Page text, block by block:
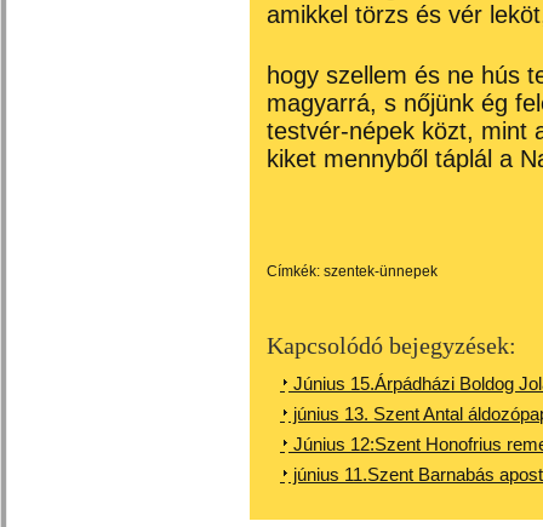
amikkel törzs és vér
hogy szellem és ne hús
magyarrá, s nőjünk ég
testvér-népek közt, mint
kiket mennyből táplál a
Címkék: szentek-ünnepek
Kapcsolódó bejegyzések:
Június 15.Árpádházi Boldog
június 13. Szent Antal
Június 12:Szent Honofrius
június 11.Szent Barnabás